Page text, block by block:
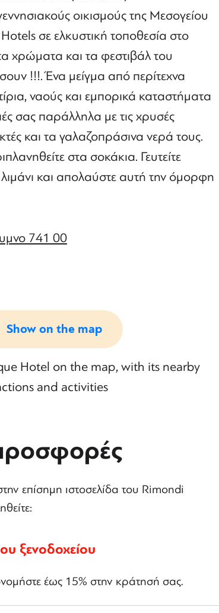
οικισμούς της Μεσογείου
σε ελκυστική τοποθεσία στο
χρώματα και τα φεστιβάλ του
!!!. Ένα μείγμα από περίτεχνα
ναούς και εμπορικά καταστήματα
σας παράλληλα με τις χρυσές
και τα γαλαζοπράσινα νερά τους.
στα σοκάκια. Γευτείτε
και απολαύστε αυτή την όμορφη
741 00
Show on the map
Hotel on the map, with its nearby
and activities
επίσημη ιστοσελίδα του Rimondi
ξενοδοχείου
έως 15% στην κράτησή σας.